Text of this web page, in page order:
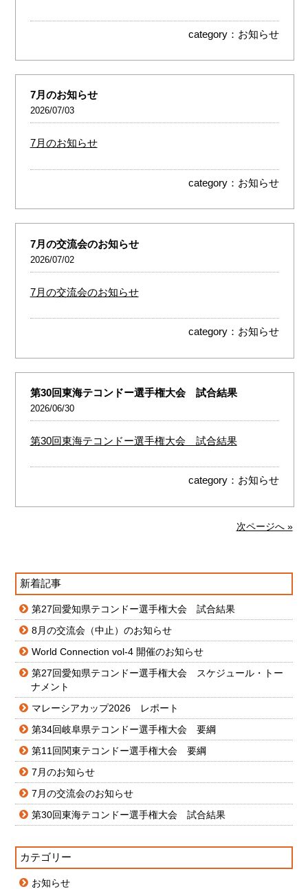
category： お知らせ
7月のお知らせ
2026/07/03
7月のお知らせ
category： お知らせ
7月の交流会のお知らせ
2026/07/02
7月の交流会のお知らせ
category： お知らせ
第30回東海テコンドー選手権大会 試合結果
2026/06/30
第30回東海テコンドー選手権大会 試合結果
category： お知らせ
次ページへ »
新着記事
第27回愛知県テコンドー選手権大会 試合結果
8月の交流会（中止）のお知らせ
World Connection vol-4 開催のお知らせ
第27回愛知県テコンドー選手権大会 スケジュール・トー
ナメント
マレーシアカップ2026 レポート
第34回岐阜県テコンドー選手権大会 要綱
第11回関東テコンドー選手権大会 要綱
7月のお知らせ
7月の交流会のお知らせ
第30回東海テコンドー選手権大会 試合結果
カテゴリー
お知らせ